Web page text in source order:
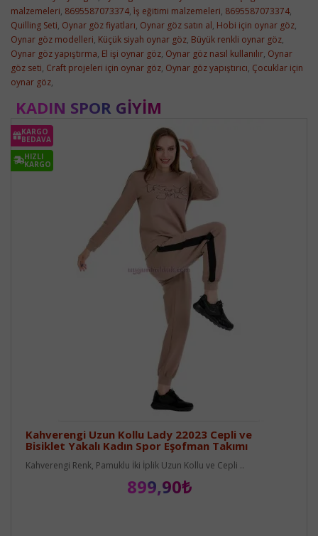
malzemeleri, 8695587073374, i̇ş eğitimi malzemeleri, 8695587073374,
Quilling Seti, Oynar göz fiyatları, Oynar göz satın al, Hobi için oynar göz,
Oynar göz modelleri, Küçük siyah oynar göz, Büyük renkli oynar göz,
Oynar göz yapıştırma, El işi oynar göz, Oynar göz nasıl kullanılır, Oynar
göz seti, Craft projeleri için oynar göz, Oynar göz yapıştırıcı, Çocuklar için
oynar göz,
KADIN SPOR GIYIM
KARGO
BEDAVA
HIZLI
KARGO
Kahverengi Uzun Kollu Lady 22023 Cepli ve
Bisiklet Yakalı Kadın Spor Eşofman Takımı
Kahverengi Renk, Pamuklu İki İplik Uzun Kollu ve Cepli ..
899,90₺